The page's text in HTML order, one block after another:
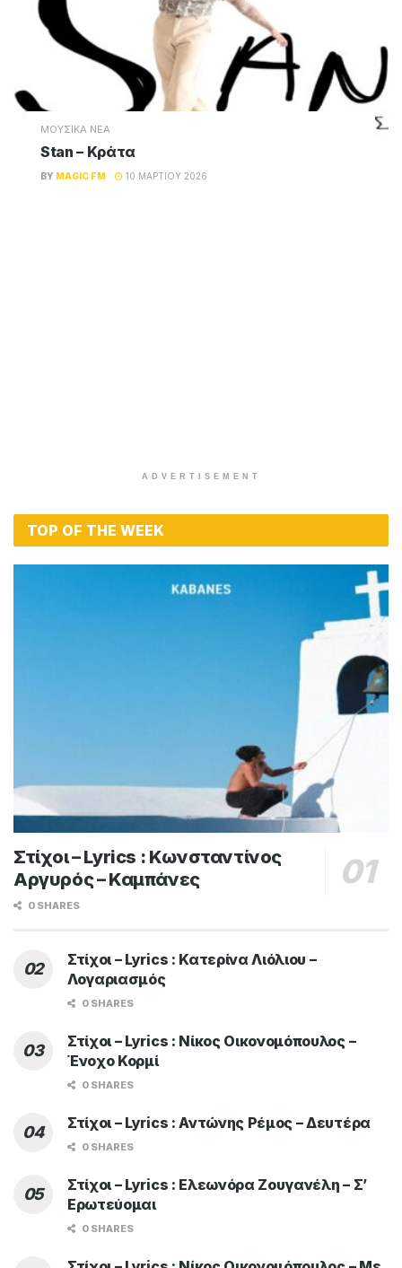
ΜΟΥΣΙΚΑ ΝΕΑ
Stan – Κράτα
BY MAGIC FM 10 ΜΑΡΤΊΟΥ 2026
ADVERTISEMENT
TOP OF THE WEEK
Στίχοι – Lyrics : Κωνσταντίνος
Αργυρός – Καμπάνες
0 SHARES
Στίχοι – Lyrics : Κατερίνα Λιόλιου –
Λογαριασμός
0 SHARES
Στίχοι – Lyrics : Νίκος Οικονομόπουλος –
Ένοχο Κορμί
0 SHARES
Στίχοι – Lyrics : Αντώνης Ρέμος – Δευτέρα
0 SHARES
Στίχοι – Lyrics : Ελεωνόρα Ζουγανέλη – Σ’
Ερωτεύομαι
0 SHARES